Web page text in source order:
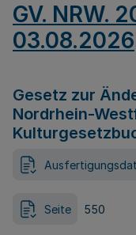
GV. NRW.
03.08.2026
Gesetz zur
Nordrhein-
Seite 550